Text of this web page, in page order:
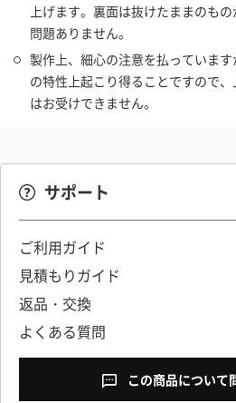
上げます。裏面は抜けたままのも
問題ありません。
製作上、細心の注意を払っていま
の特性上起こり得ることですので
はお受けできません。
サポート
ご利用ガイド
見積もりガイド
返品・交換
よくある質問
この商品について